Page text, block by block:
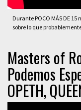
Durante POCO MÁS DE
sobre lo que
Masters of
Podemos
OPETH,